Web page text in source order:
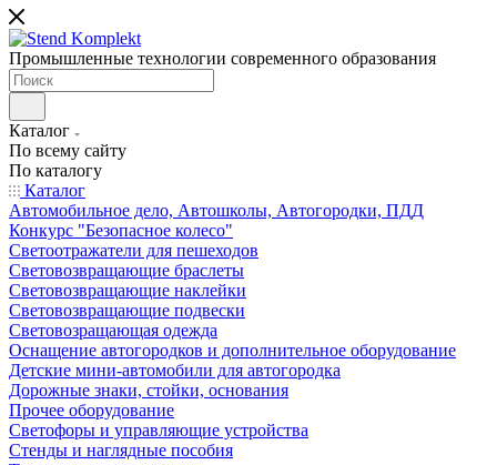
Промышленные технологии современного образования
Каталог
По всему сайту
По каталогу
Каталог
Автомобильное дело, Автошколы, Автогородки, ПДД
Конкурс "Безопасное колесо"
Светоотражатели для пешеходов
Световозвращающие браслеты
Световозвращающие наклейки
Световозвращающие подвески
Световозращающая одежда
Оснащение автогородков и дополнительное оборудование
Детские мини-автомобили для автогородка
Дорожные знаки, стойки, основания
Прочее оборудование
Светофоры и управляющие устройства
Стенды и наглядные пособия